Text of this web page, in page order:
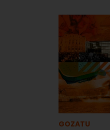
GOZATU